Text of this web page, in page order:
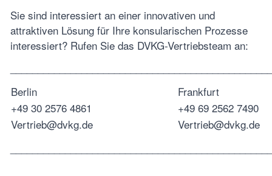
Sie sind interessiert an einer innovativen und
attraktiven Lösung für Ihre konsularischen Prozesse
interessiert? Rufen Sie das DVKG-Vertriebsteam an:
Berlin
Frankfurt
+49 30 2576 4861
+49 69 2562 7490
Vertrieb@dvkg.de
Vertrieb@dvkg.de